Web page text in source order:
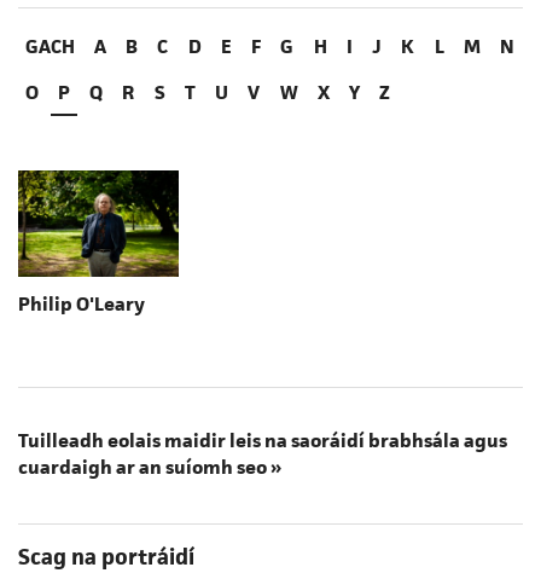
GACH A B C D E F G H I J K L M
N
O
P Q R S T U V W X Y Z
Philip O'Leary
Tuilleadh eolais maidir leis na saoráidí brabhsála agus
cuardaigh ar an suíomh seo »
Scag na portráidí